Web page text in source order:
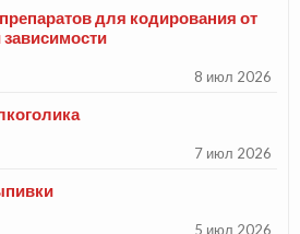
для кодирования от
8 июл 2026
7 июл 2026
5 июл 2026